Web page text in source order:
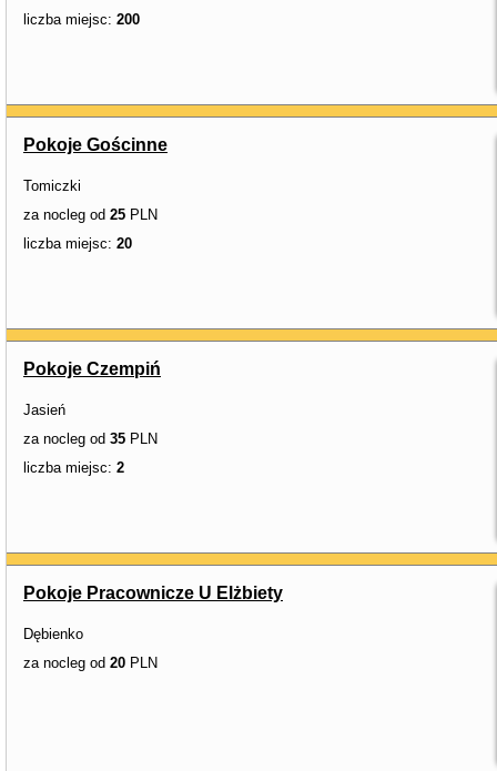
liczba miejsc: 200
Pokoje Gościnne
Tomiczki
za nocleg od 25 PLN
liczba miejsc: 20
Pokoje Czempiń
Jasień
za nocleg od 35 PLN
liczba miejsc: 2
Pokoje Pracownicze U Elżbiety
Dębienko
za nocleg od 20 PLN